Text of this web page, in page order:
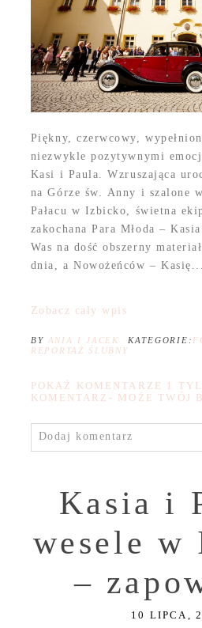
Piękny, czerwcowy,
niezwykle pozytywnymi
Kasi i Paula. Wzruszająca
na Górze św. Anny i szalone
Pałacu w Izbicko, świetna
zakochana Para Młoda –
Was na dość obszerny
dnia, a Nowożeńców – Kasię...
Zobacz cały wpis
BY ANIA I JACEK KATEGORIE:
REPORTAŻ ŚLUBNY
POKAŻ KOMENTARZE
1
KOMENTARZ- MOŻE TWÓJ
Dodaj komentarz
Kasia i
wesele w
–
10 LIPCA,